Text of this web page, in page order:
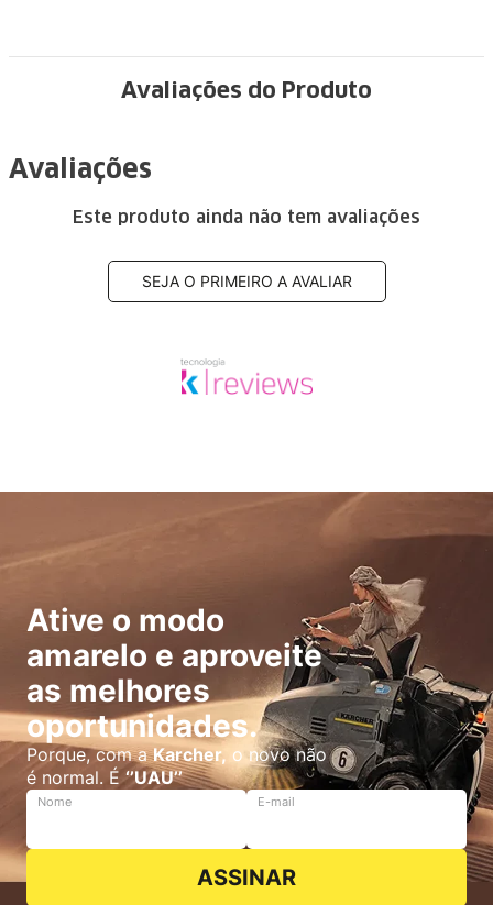
Avaliações do Produto
Avaliações
Este produto ainda não tem avaliações
SEJA O PRIMEIRO A AVALIAR
Ative o modo
amarelo e aproveite
as melhores
oportunidades.
Porque, com aKarcher, o novo não
é normal. É‘’UAU’’
Nome E-mail
ASSINAR